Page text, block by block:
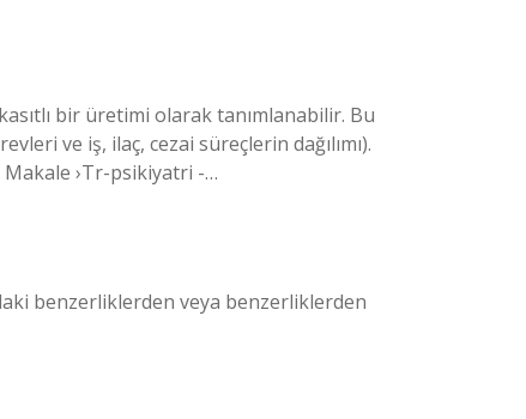
bir üretimi olarak tanımlanabilir. Bu
ve iş, ilaç, cezai süreçlerin dağılımı).
›Tr-psikiyatri -…
benzerliklerden veya benzerliklerden